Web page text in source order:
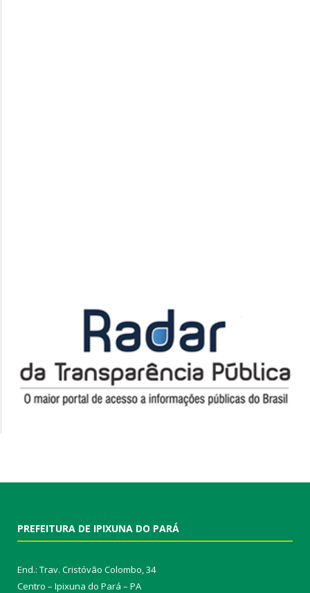
PREFEITURA DE IPIXUNA DO PARÁ
End.: Trav. Cristóvão Colombo, 34
Centro – Ipixuna do Pará – PA